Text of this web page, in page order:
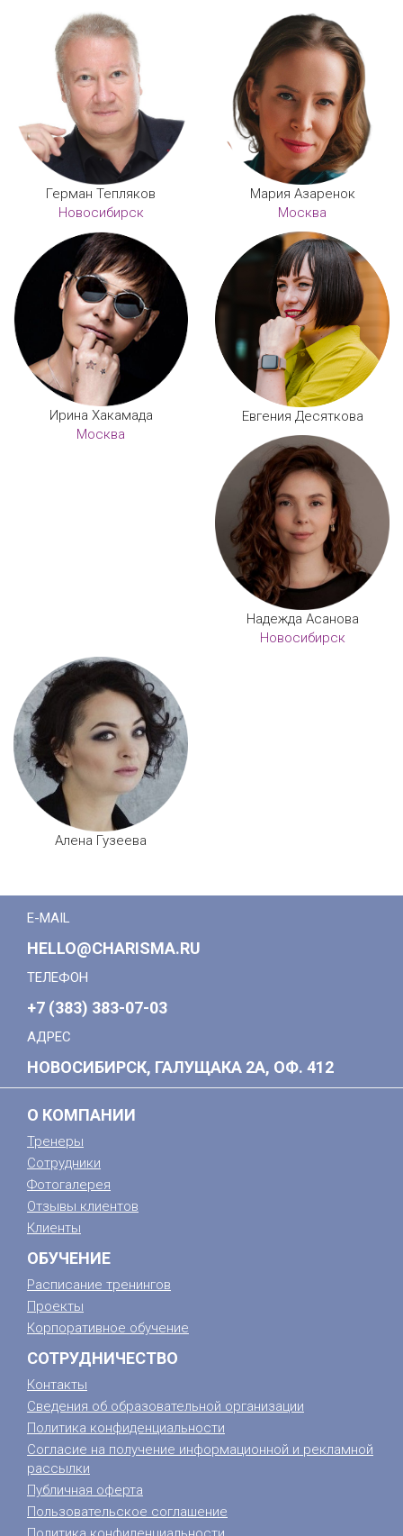
Герман Тепляков
Новосибирск
Мария Азаренок
Москва
Ирина Хакамада
Москва
Евгения Десяткова
Надежда Асанова
Новосибирск
Алена Гузеева
E-MAIL
HELLO@CHARISMA.RU
ТЕЛЕФОН
+7 (383) 383-07-03
АДРЕС
НОВОСИБИРСК, ГАЛУЩАКА 2А, ОФ. 412
О КОМПАНИИ
Тренеры
Сотрудники
Фотогалерея
Отзывы клиентов
Клиенты
ОБУЧЕНИЕ
Расписание тренингов
Проекты
Корпоративное обучение
СОТРУДНИЧЕСТВО
Контакты
Сведения об образовательной организации
Политика конфиденциальности
Согласие на получение информационной и рекламной
рассылки
Публичная оферта
Пользовательское соглашение